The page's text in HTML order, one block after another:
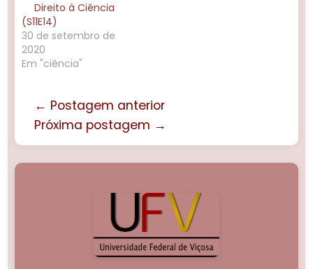
Direito à Ciência
(S11E14)
30 de setembro de
2020
Em "ciência"
← Postagem anterior
Próxima postagem →